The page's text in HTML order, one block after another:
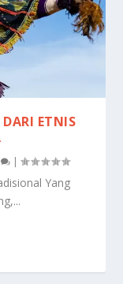
ETNIS
|
Yang